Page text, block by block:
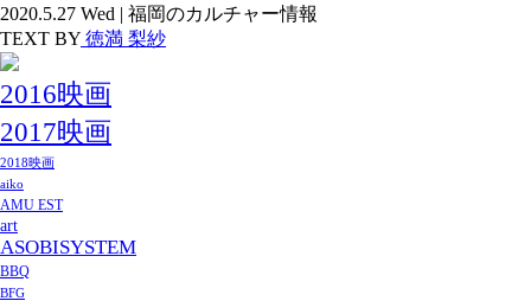
2020.5.27 Wed | 福岡のカルチャー情報
TEXT BY 徳満 梨紗
2016映画
2017映画
2018映画
aiko
AMU EST
art
ASOBISYSTEM
BBQ
BFG